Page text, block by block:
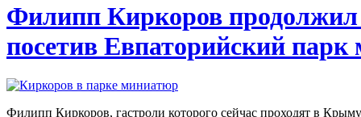
Филипп Киркоров
посетив Евпаторийский
Филипп Киркоров, гастроли которого сейчас проходят в